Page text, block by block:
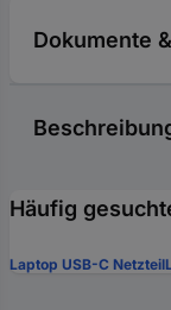
Dokumente
Häufig
Laptop USB-C Netzteil